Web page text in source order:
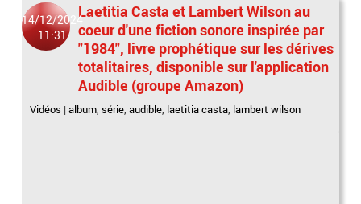
14/12/2024
11:31
Laetitia Casta et Lambert Wilson au
coeur d'une fiction sonore inspirée par
"1984", livre prophétique sur les dérives
totalitaires, disponible sur l'application
Audible (groupe Amazon)
Vidéos |album,série,audible, laetitia casta, lambert wilson